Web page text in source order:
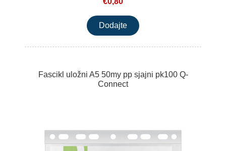
Fascikl uložni A5 50my pp sjajni pk100 Q-
Connect